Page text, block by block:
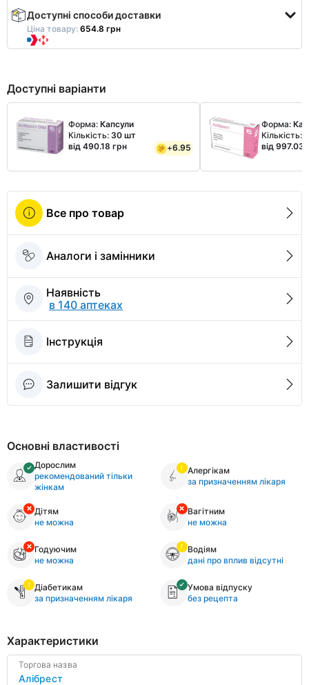
Доступні способи доставки
Ціна товару: 654.8 грн
Доступні варіанти
Форма: Капсули
Кількість: 30 шт
від 490.18 грн
+6.95
Форма:
Кількість:
від 997.03
Все про товар
Аналоги і замінники
Наявність
в 140 аптеках
Інструкція
Залишити відгук
Основні властивості
Дорослим
рекомендований тільки
жінкам
Алергікам
за призначенням лікаря
Дітям
не можна
Вагітним
не можна
Годуючим
не можна
Водіям
дані про вплив відсутні
Діабетикам
за призначенням лікаря
Умова відпуску
без рецепта
Характеристики
Торгова назва
Алібрест